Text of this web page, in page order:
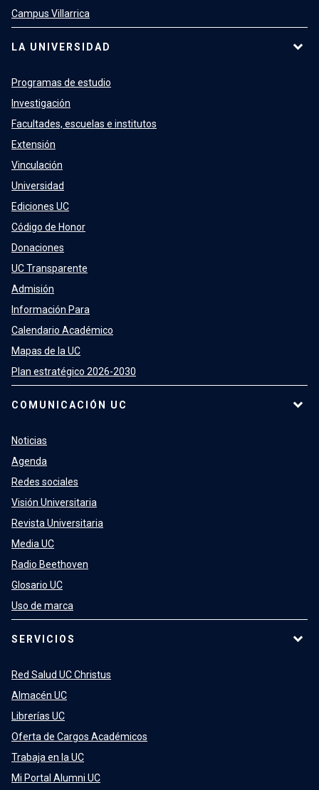
Campus Villarrica
LA UNIVERSIDAD
Programas de estudio
Investigación
Facultades, escuelas e institutos
Extensión
Vinculación
Universidad
Ediciones UC
Código de Honor
Donaciones
UC Transparente
Admisión
Información Para
Calendario Académico
Mapas de la UC
Plan estratégico 2026-2030
COMUNICACIÓN UC
Noticias
Agenda
Redes sociales
Visión Universitaria
Revista Universitaria
Media UC
Radio Beethoven
Glosario UC
Uso de marca
SERVICIOS
Red Salud UC Christus
Almacén UC
Librerías UC
Oferta de Cargos Académicos
Trabaja en la UC
Mi Portal Alumni UC